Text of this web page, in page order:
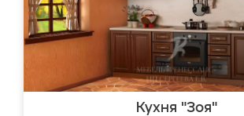
Кухня "Зоя"